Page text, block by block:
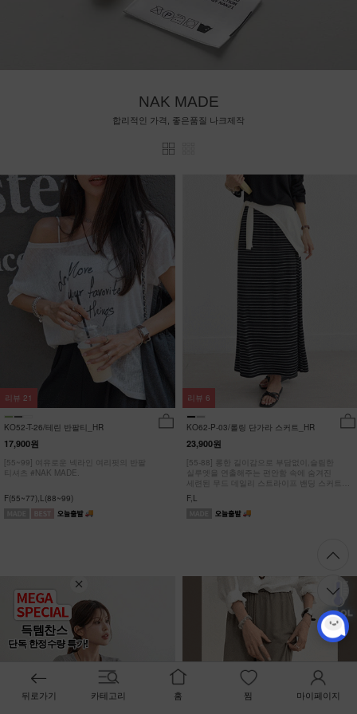
득템찬스
단독 한정수량 특가!
NAK MADE
합리적인 가격, 좋은품질 나크제작
KO52-T-26/테린 반팔티_HR
17,900원
[55~99] 여유로운 넥라인 여리핏의 반팔
티셔츠 #NAK MADE.
F(55~77),L(88~99)
리뷰 21
KO62-P-03/롤링 단가라 스커트_HR
23,900원
[55-88] 롱한 길이감으로 부담없이,슬림한
실루엣을 연출해주는 편안함 속에 숨겨진
세련된 무드 데일리 스트라이프 밴딩 스커트
#NAK MADE.
F,L
리뷰 6
뒤로가기 카테고리 홈 찜 마이페이지